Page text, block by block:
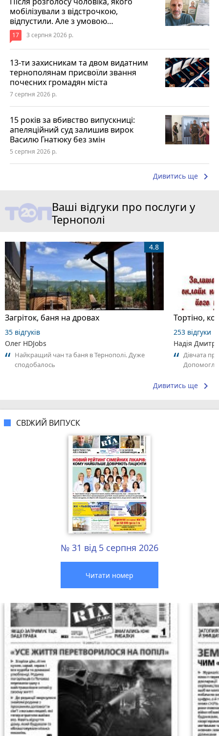
мобілізували з відстрочкою,
відпустили. Але з умовою…
17 3 серпня 2026 р.
13-ти захисникам та двом видатним
тернополянам присвоїли звання
почесних громадян міста
7 серпня 2026 р.
15 років за вбивство випускниці:
апеляційний суд залишив вирок
Василю Гнатюку без змін
5 серпня 2026 р.
Дивитись ще keyboard_arrow_right
Ваші відгуки про послуги у
Тернополі
Загріток, баня на дровах
4.8
35 відгуків
Олег HDJobs
Найкращий чан та баня в Тернополі. Дуже
сподобалось
Тортіно,
253 відгуки
Надія
Дівчата
Допомогли
Дивитись ще keyboard_arrow_right
СВІЖИЙ ВИПУСК
№ 31 від 5 серпня 2026
Читати номер